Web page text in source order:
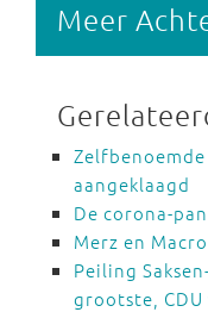
Meer
aangeklaagd
De corona-
Merz en
Peiling
grootste,